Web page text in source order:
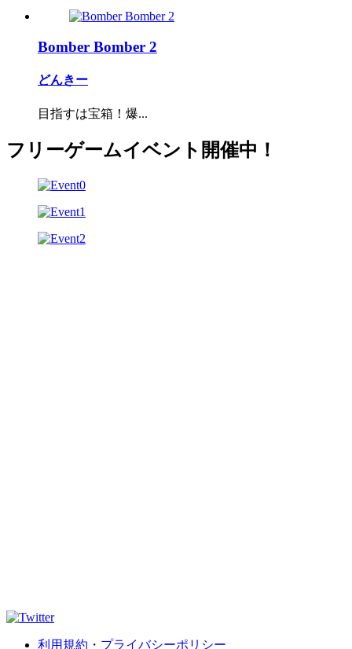
Bomber Bomber 2
どんきー
目指すは宝箱！爆...
フリーゲームイベント開催中！
利用規約・プライバシーポリシー